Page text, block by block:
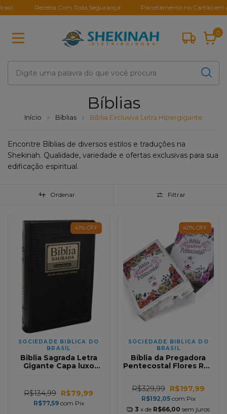
Receba Com Toda Segurança Parcelamento no Cartão em até
0
Bíblias
Início Bíblias Bíblia Exclusiva Letra Hipergigante
Encontre Bíblias de diversos estilos e traduções na
Shekinah. Qualidade, variedade e ofertas exclusivas para sua
edificação espiritual.
Ordenar Filtrar
41% OFF
SOCIEDADE BIBLICA DO
BRASIL
Biblia Sagrada Letra
Gigante Capa luxo
R$134,99 R$79,99
R$77,59 com Pix
40% OFF
SOCIEDADE BIBLICA DO
BRASIL
Bíblia da Pregadora
Pentecostal Flores RC |
R$329,99 R$197,99
R$192,05 com Pix
3 x de R$66,00 sem juros